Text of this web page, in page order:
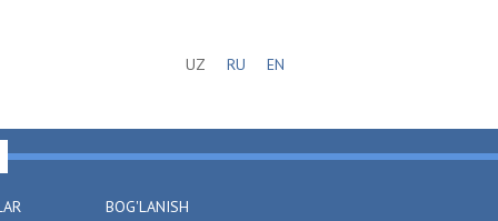
UZ RU EN
BOG'LANISH